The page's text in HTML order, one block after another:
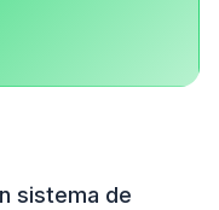
sistema de